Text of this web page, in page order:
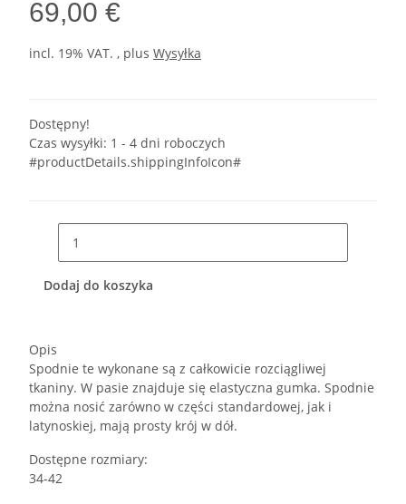
69,00 €
incl. 19% VAT. , plus Wysyłka
Dostępny!
Czas wysyłki: 1 - 4 dni roboczych
#productDetails.shippingInfoIcon#
Dodaj do koszyka
Opis
Spodnie te wykonane są z całkowicie rozciągliwej
tkaniny. W pasie znajduje się elastyczna gumka. Spodnie
można nosić zarówno w części standardowej, jak i
latynoskiej, mają prosty krój w dół.
Dostępne rozmiary:
34-42